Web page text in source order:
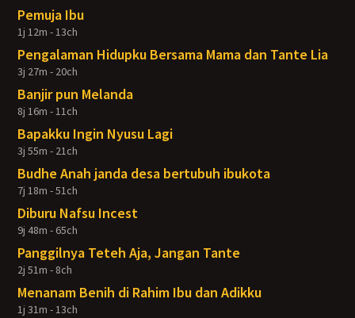
Pemuja Ibu
1j 12m - 13ch
Pengalaman Hidupku Bersama Mama dan Tante Lia
3j 27m - 20ch
Banjir pun Melanda
8j 16m - 11ch
Bapakku Ingin Nyusu Lagi
3j 55m - 21ch
Budhe Anah janda desa bertubuh ibukota
7j 18m - 51ch
Diburu Nafsu Incest
9j 48m - 65ch
Panggilnya Teteh Aja, Jangan Tante
2j 51m - 8ch
Menanam Benih di Rahim Ibu dan Adikku
1j 31m - 13ch